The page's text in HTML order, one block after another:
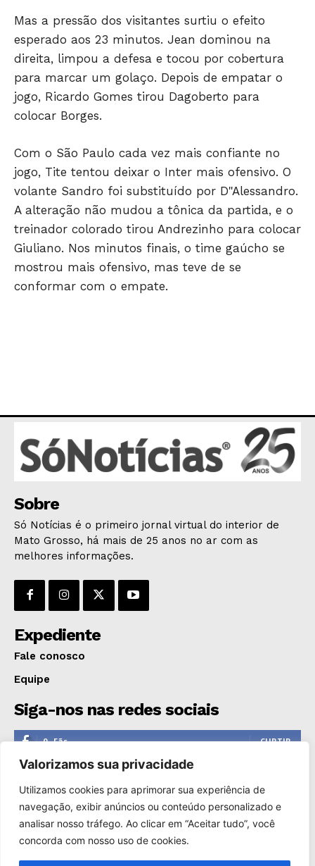
Valorizamos sua privacidade
Utilizamos cookies para aprimorar sua experiência de
navegação, exibir anúncios ou conteúdo personalizado e
analisar nosso tráfego. Ao clicar em “Aceitar tudo”, você
concorda com nosso uso de cookies.
Mas a pressão dos visitantes surtiu o efeito
esperado aos 23 minutos. Jean dominou na
direita, limpou a defesa e tocou por cobertura
para marcar um golaço. Depois de empatar o
jogo, Ricardo Gomes tirou Dagoberto para
colocar Borges.
Com o São Paulo cada vez mais confiante no
jogo, Tite tentou deixar o Inter mais ofensivo. O
volante Sandro foi substituído por D"Alessandro.
A alteração não mudou a tônica da partida, e o
treinador colorado tirou Andrezinho para colocar
Giuliano. Nos minutos finais, o time gaúcho se
mostrou mais ofensivo, mas teve de se
conformar com o empate.
Sobre
Só Notícias é o primeiro jornal virtual do interior de
Mato Grosso, há mais de 25 anos no ar com as
melhores informações.
Expediente
Fale conosco
Equipe
Siga-nos nas redes sociais
0 Fãs CURTIR
0 Seguidores
1,110 Seguidores SEGUIR
0 Inscritos INSCREVER